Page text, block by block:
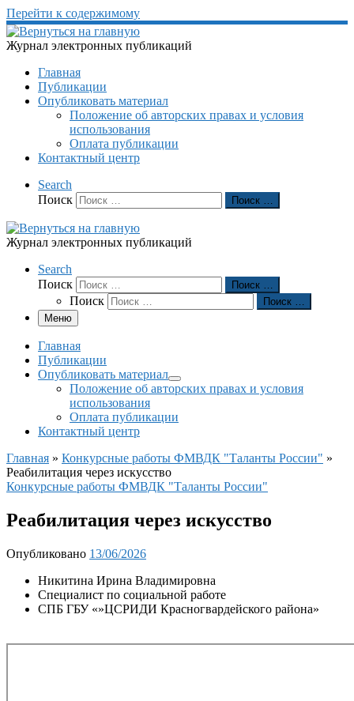
Перейти к содержимому
Журнал электронных публикаций
Главная
Публикации
Опубликовать материал
Положение об авторских правах и условия
использования
Оплата публикации
Контактный центр
Search
Поиск
Поиск …
Журнал электронных публикаций
Search
Поиск
Поиск …
Поиск
Поиск …
Меню
Главная
Публикации
Опубликовать материал
Положение об авторских правах и условия
использования
Оплата публикации
Контактный центр
Главная » Конкурсные работы ФМВДК "Таланты России" »
Реабилитация через искусство
Конкурсные работы ФМВДК "Таланты России"
Реабилитация через искусство
Опубликовано 13/06/2026
Никитина Ирина Владимировна
Специалист по социальной работе
СПБ ГБУ «»ЦСРИДИ Красногвардейского района»